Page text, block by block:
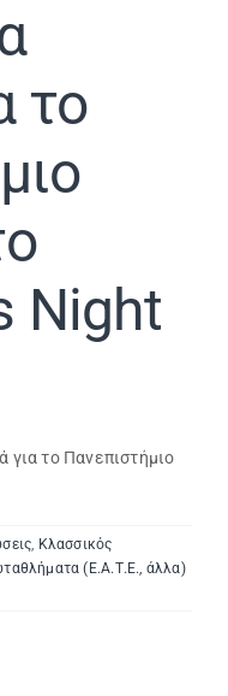
το
Night
το Πανεπιστήμιο
, Κλασσικός
(Ε.Α.Τ.Ε., άλλα)